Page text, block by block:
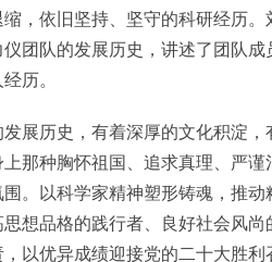
，依旧坚持、坚守的科研经历
团队的发展历史，讲述了团队成
历。
历史，有着深厚的文化积淀，
那种胸怀祖国、追求真理、严
。以科学家精神塑形铸魂，推
想品格的践行者、良好社会风
以优异成绩迎接党的二十大胜利